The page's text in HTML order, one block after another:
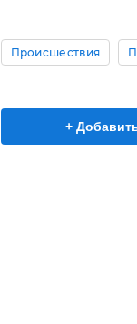
Происшествия
+